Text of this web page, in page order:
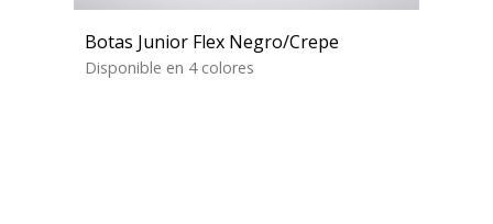
Botas Junior Flex Negro/Crepe
Disponible en 4 colores